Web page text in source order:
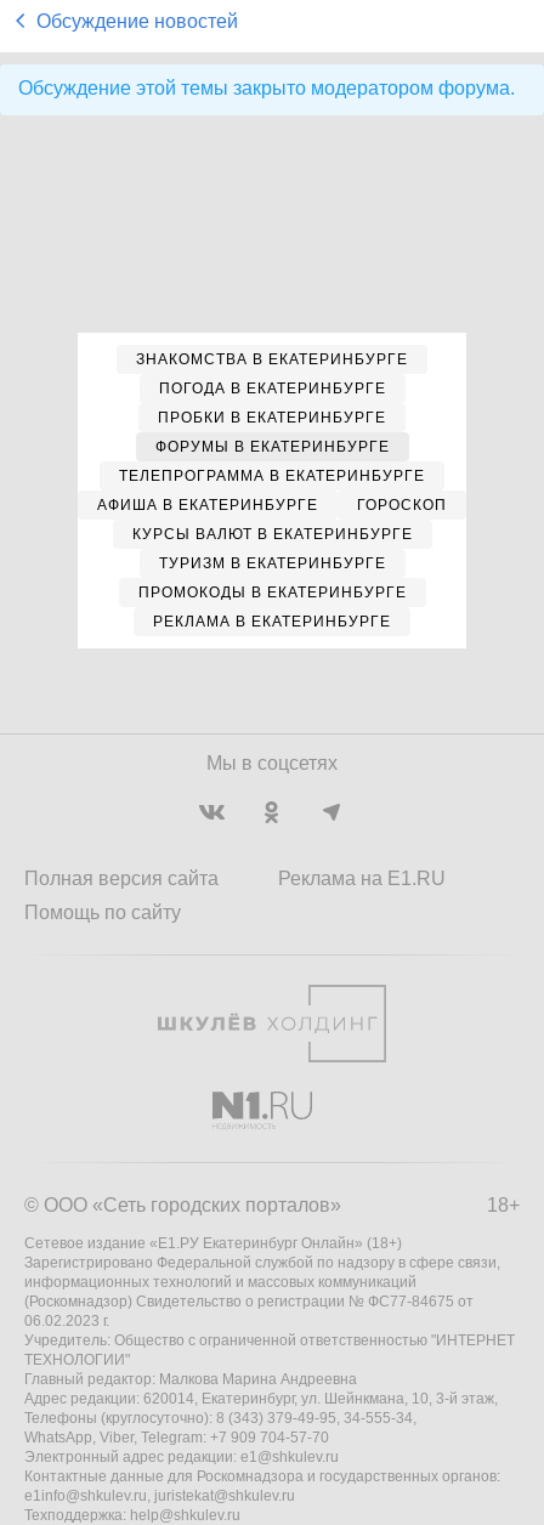
Обсуждение новостей
Обсуждение этой темы закрыто модератором форума.
ЗНАКОМСТВА В ЕКАТЕРИНБУРГЕ
ПОГОДА В ЕКАТЕРИНБУРГЕ
ПРОБКИ В ЕКАТЕРИНБУРГЕ
ФОРУМЫ В ЕКАТЕРИНБУРГЕ
ТЕЛЕПРОГРАММА В ЕКАТЕРИНБУРГЕ
АФИША В ЕКАТЕРИНБУРГЕ
ГОРОСКОП
КУРСЫ ВАЛЮТ В ЕКАТЕРИНБУРГЕ
ТУРИЗМ В ЕКАТЕРИНБУРГЕ
ПРОМОКОДЫ В ЕКАТЕРИНБУРГЕ
РЕКЛАМА В ЕКАТЕРИНБУРГЕ
Мы в соцсетях
Полная версия сайта
Помощь по сайту
Реклама на E1.RU
18+
© ООО «Сеть городских порталов»
Сетевое издание «Е1.РУ Екатеринбург Онлайн» (18+)
Зарегистрировано Федеральной службой по надзору в сфере связи,
информационных технологий и массовых коммуникаций
(Роскомнадзор) Свидетельство о регистрации № ФС77-84675 от
06.02.2023 г.
Учредитель: Общество с ограниченной ответственностью "ИНТЕРНЕТ
ТЕХНОЛОГИИ"
Главный редактор: Малкова Марина Андреевна
Адрес редакции: 620014, Екатеринбург, ул. Шейнкмана, 10, 3-й этаж,
Телефоны (круглосуточно): 8 (343) 379-49-95, 34-555-34,
WhatsApp, Viber, Telegram: +7 909 704-57-70
Электронный адрес редакции: e1@shkulev.ru
Контактные данные для Роскомнадзора и государственных органов:
e1info@shkulev.ru, juristekat@shkulev.ru
Техподдержка: help@shkulev.ru